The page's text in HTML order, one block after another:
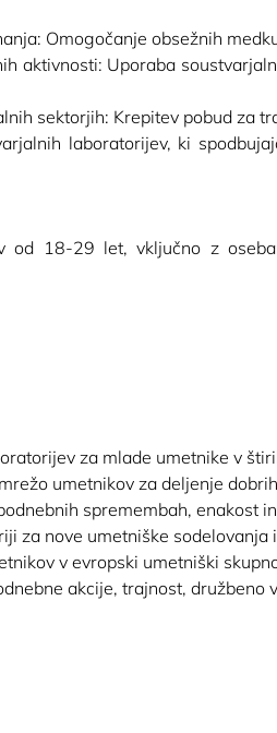
Omogočanje obsežnih
aktivnosti: Uporaba
sektorjih: Krepitev pobud za
laboratorijev, ki
od 18-29 let, vključno z
za mlade umetnike v
umetnikov za deljenje
spremembah, enakost
za nove umetniške sodelovanja
v evropski umetniški
akcije, trajnost, družbeno